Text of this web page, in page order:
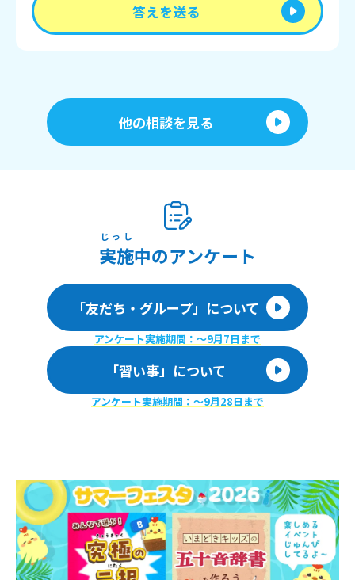
答えを送る
他の相談を見る
実施
じっし
中のアンケート
「友だち・グループ」について
アンケート実施期間：〜9月7日まで
「習い事」について
アンケート実施期間：〜9月28日まで